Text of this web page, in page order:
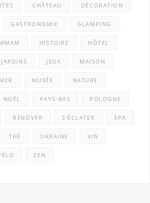
CHÂTEAU DÉCORATION
GASTRONOMIE GLAMPING
HISTOIRE HÔTEL
JARDINS JEUX MAISON
MER MUSÉE NATURE
NOËL PAYS-BAS POLOGNE
RÉNOVER S'ÉCLATER SPA
THÉ UKRAINE VIN
ZEN